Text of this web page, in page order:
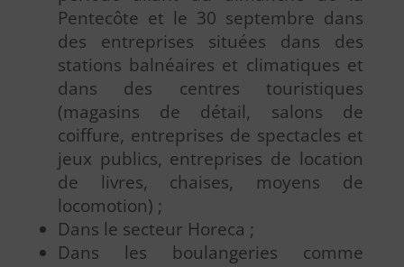
Pentecôte et le 30 septembre dans
des entreprises situées dans des
stations balnéaires et climatiques et
dans des centres touristiques
(magasins de détail, salons de
coiffure, entreprises de spectacles et
jeux publics, entreprises de location
de livres, chaises, moyens de
locomotion) ;
Dans le secteur Horeca ;
Dans les boulangeries comme